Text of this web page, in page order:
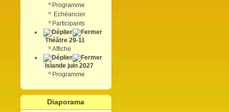
º Programme
º Echéancier
º Participants
Théâtre 29-11
ºAffiche
Islande juin 2027
º Programme
Diaporama